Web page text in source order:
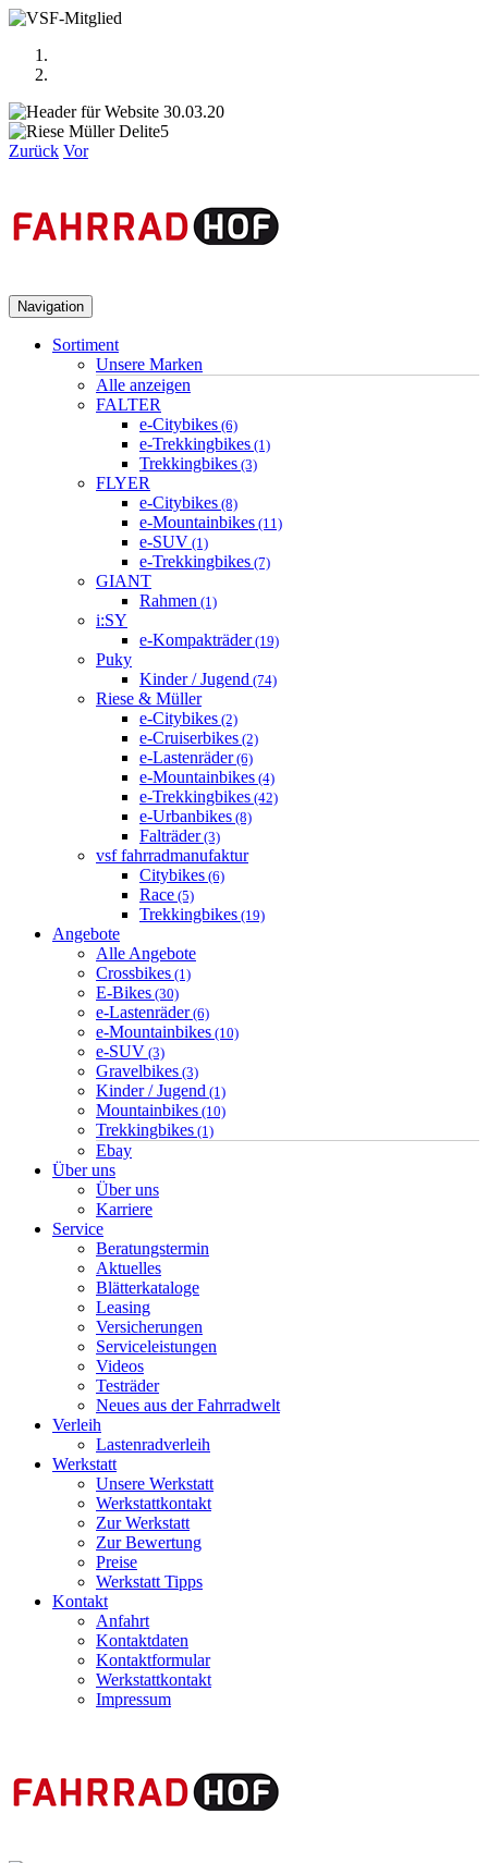
Zurück Vor
Navigation
Sortiment
Unsere Marken
Alle anzeigen
FALTER
e-Citybikes (6)
e-Trekkingbikes (1)
Trekkingbikes (3)
FLYER
e-Citybikes (8)
e-Mountainbikes (11)
e-SUV (1)
e-Trekkingbikes (7)
GIANT
Rahmen (1)
i:SY
e-Kompakträder(19)
Puky
Kinder / Jugend (74)
Riese & Müller
e-Citybikes (2)
e-Cruiserbikes (2)
e-Lastenräder(6)
e-Mountainbikes (4)
e-Trekkingbikes (42)
e-Urbanbikes (8)
Falträder(3)
vsf fahrradmanufaktur
Citybikes (6)
Race (5)
Trekkingbikes (19)
Angebote
Alle Angebote
Crossbikes (1)
E-Bikes (30)
e-Lastenräder(6)
e-Mountainbikes (10)
e-SUV (3)
Gravelbikes (3)
Kinder / Jugend (1)
Mountainbikes (10)
Trekkingbikes (1)
Ebay
Über uns
Über uns
Karriere
Service
Beratungstermin
Aktuelles
Blätterkataloge
Leasing
Versicherungen
Serviceleistungen
Videos
Testräder
Neues aus der Fahrradwelt
Verleih
Lastenradverleih
Werkstatt
Unsere Werkstatt
Werkstattkontakt
Zur Werkstatt
Zur Bewertung
Preise
Werkstatt Tipps
Kontakt
Anfahrt
Kontaktdaten
Kontaktformular
Werkstattkontakt
Impressum